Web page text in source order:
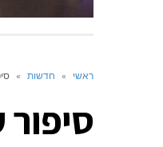
ראשי » חדשות »